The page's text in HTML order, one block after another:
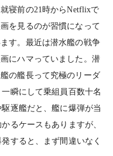
寝前の21時からNetflixで
を見るのが習慣になって
す。最近は潜水艦の戦争
にハマっていました。潜
の艦長って究極のリーダ
瞬にして乗組員百数十名
逐艦だと、艦に爆弾が当
るケースもありますが、
すると、まず間違いなく